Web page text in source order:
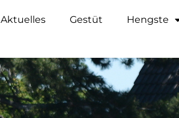
Aktuelles Gestüt Hengste